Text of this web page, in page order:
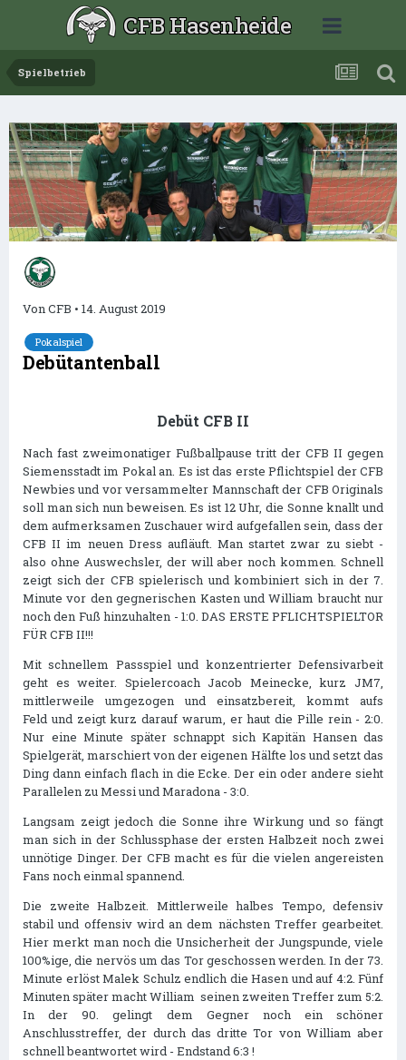
CFB Hasenheide
Spielbetrieb
VonCFB • 14. August 2019
Pokalspiel
Debütantenball
Debüt CFB II
Nach fast zweimonatiger Fußballpause tritt der CFB II gegen
Siemensstadt im Pokal an. Es ist das erste Pflichtspiel der CFB
Newbies und vor versammelter Mannschaft der CFB Originals
soll man sich nun beweisen. Es ist 12 Uhr, die Sonne knallt und
dem aufmerksamen Zuschauer wird aufgefallen sein, dass der
CFB II im neuen Dress aufläuft. Man startet zwar zu siebt -
also ohne Auswechsler, der will aber noch kommen. Schnell
zeigt sich der CFB spielerisch und kombiniert sich in der 7.
Minute vor den gegnerischen Kasten und William braucht nur
noch den Fuß hinzuhalten - 1:0. DAS ERSTE PFLICHTSPIELTOR
FÜR CFB II!!!
Mit schnellem Passspiel und konzentrierter Defensivarbeit
geht es weiter. Spielercoach Jacob Meinecke, kurz JM7,
mittlerweile umgezogen und einsatzbereit, kommt aufs
Feld und zeigt kurz darauf warum, er haut die Pille rein - 2:0.
Nur eine Minute später schnappt sich Kapitän Hansen das
Spielgerät, marschiert von der eigenen Hälfte los und setzt das
Ding dann einfach flach in die Ecke. Der ein oder andere sieht
Parallelen zu Messi und Maradona - 3:0.
Langsam zeigt jedoch die Sonne ihre Wirkung und so fängt
man sich in der Schlussphase der ersten Halbzeit noch zwei
unnötige Dinger. Der CFB macht es für die vielen angereisten
Fans noch einmal spannend.
Die zweite Halbzeit. Mittlerweile halbes Tempo, defensiv
stabil und offensiv wird an dem nächsten Treffer gearbeitet.
Hier merkt man noch die Unsicherheit der Jungspunde, viele
100%ige, die nervös um das Tor geschossen werden. In der 73.
Minute erlöst Malek Schulz endlich die Hasen und auf 4:2. Fünf
Minuten später macht William seinen zweiten Treffer zum 5:2.
In der 90. gelingt dem Gegner noch ein schöner
Anschlusstreffer, der durch das dritte Tor von William aber
schnell beantwortet wird - Endstand 6:3 !